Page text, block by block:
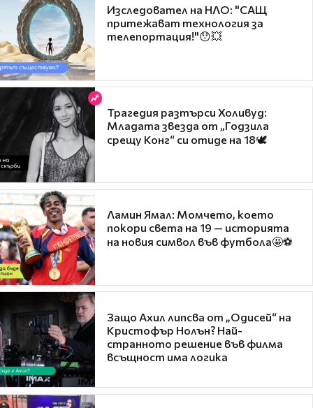
Изследовател на НЛО: "САЩ
притежават технология за
телепортация!"😯💥
Трагедия разтърси Холивуд:
Младата звезда от „Годзила
срещу Конг“ си отиде на 18🕊️
Ламин Ямал: Момчето, което
покори света на 19 — историята
на новия символ във футбола🤩⚽
Защо Ахил липсва от „Одисей“ на
Кристофър Нолън? Най-
странното решение във филма
всъщност има логика